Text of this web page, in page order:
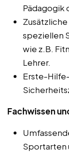
Pädagogik
speziellen
wie z.B.
Lehrer.
Erste-
Fachwissen
Sportarten